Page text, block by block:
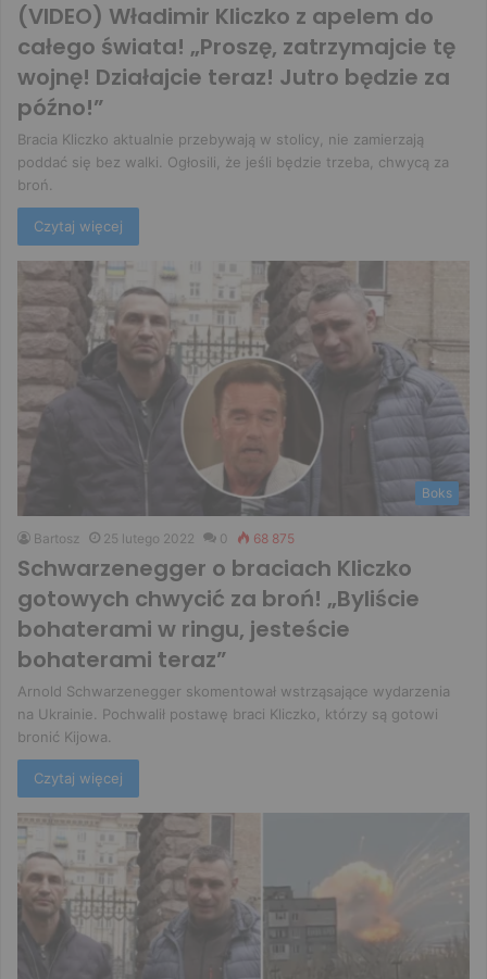
(VIDEO) Władimir Kliczko z apelem do
całego świata! „Proszę, zatrzymajcie tę
wojnę! Działajcie teraz! Jutro będzie za
późno!”
Bracia Kliczko aktualnie przebywają w stolicy, nie zamierzają
poddać się bez walki. Ogłosili, że jeśli będzie trzeba, chwycą za
broń.
Czytaj więcej
Boks
Bartosz 25 lutego 2022 0 68 875
Schwarzenegger o braciach Kliczko
gotowych chwycić za broń! „Byliście
bohaterami w ringu, jesteście
bohaterami teraz”
Arnold Schwarzenegger skomentował wstrząsające wydarzenia
na Ukrainie. Pochwalił postawę braci Kliczko, którzy są gotowi
bronić Kijowa.
Czytaj więcej